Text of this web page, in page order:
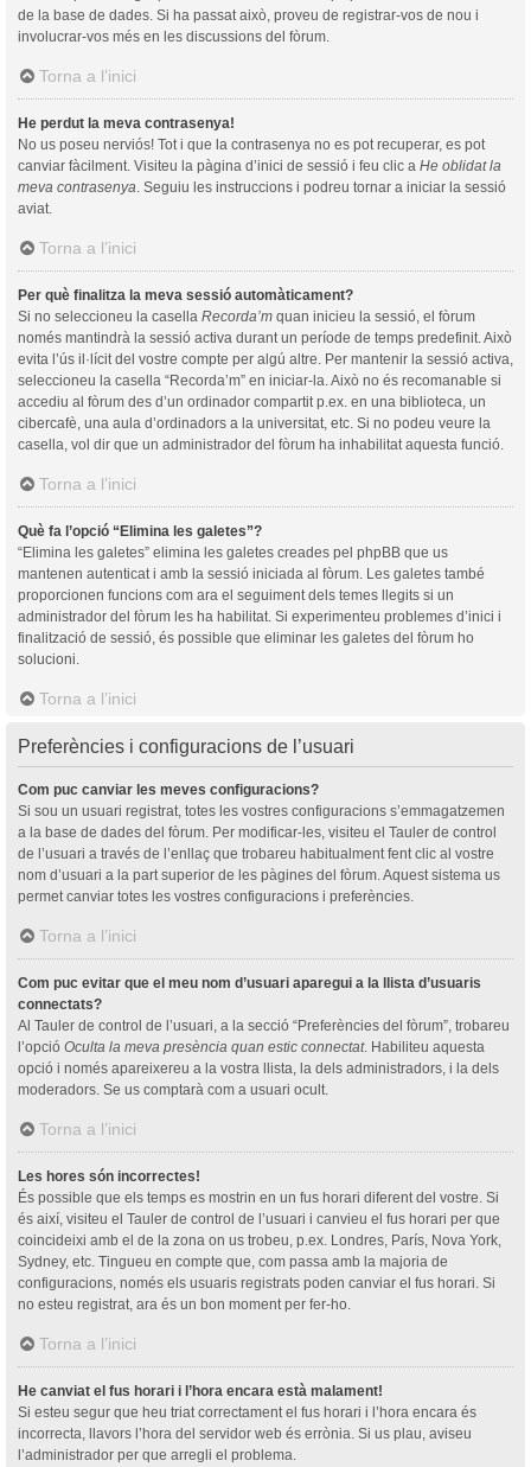
de la base de dades. Si ha passat això, proveu de registrar-vos de nou i
involucrar-vos més en les discussions del fòrum.
Torna a l’inici
He perdut la meva contrasenya!
No us poseu nerviós! Tot i que la contrasenya no es pot recuperar, es pot
canviar fàcilment. Visiteu la pàgina d’inici de sessió i feu clic a He oblidat la
meva contrasenya . Seguiu les instruccions i podreu tornar a iniciar la sessió
aviat.
Torna a l’inici
Per què finalitza la meva sessió automàticament?
Si no seleccioneu la casella Recorda’m quan inicieu la sessió, el fòrum
només mantindrà la sessió activa durant un període de temps predefinit. Això
evita l’ús il·lícit del vostre compte per algú altre. Per mantenir la sessió activa,
seleccioneu la casella “Recorda’m” en iniciar-la. Això no és recomanable si
accediu al fòrum des d’un ordinador compartit p.ex. en una biblioteca, un
cibercafè, una aula d’ordinadors a la universitat, etc. Si no podeu veure la
casella, vol dir que un administrador del fòrum ha inhabilitat aquesta funció.
Torna a l’inici
Què fa l’opció “Elimina les galetes”?
“Elimina les galetes” elimina les galetes creades pel phpBB que us
mantenen autenticat i amb la sessió iniciada al fòrum. Les galetes també
proporcionen funcions com ara el seguiment dels temes llegits si un
administrador del fòrum les ha habilitat. Si experimenteu problemes d’inici i
finalització de sessió, és possible que eliminar les galetes del fòrum ho
solucioni.
Torna a l’inici
Preferències i configuracions de l’usuari
Com puc canviar les meves configuracions?
Si sou un usuari registrat, totes les vostres configuracions s’emmagatzemen
a la base de dades del fòrum. Per modificar-les, visiteu el Tauler de control
de l’usuari a través de l’enllaç que trobareu habitualment fent clic al vostre
nom d’usuari a la part superior de les pàgines del fòrum. Aquest sistema us
permet canviar totes les vostres configuracions i preferències.
Torna a l’inici
Com puc evitar que el meu nom d’usuari aparegui a la llista d’usuaris
connectats?
Al Tauler de control de l’usuari, a la secció “Preferències del fòrum”, trobareu
l’opció Oculta la meva presència quan estic connectat. Habiliteu aquesta
opció i només apareixereu a la vostra llista, la dels administradors, i la dels
moderadors. Se us comptarà com a usuari ocult.
Torna a l’inici
Les hores són incorrectes!
És possible que els temps es mostrin en un fus horari diferent del vostre. Si
és així, visiteu el Tauler de control de l’usuari i canvieu el fus horari per que
coincideixi amb el de la zona on us trobeu, p.ex. Londres, París, Nova York,
Sydney, etc. Tingueu en compte que, com passa amb la majoria de
configuracions, només els usuaris registrats poden canviar el fus horari. Si
no esteu registrat, ara és un bon moment per fer-ho.
Torna a l’inici
He canviat el fus horari i l’hora encara està malament!
Si esteu segur que heu triat correctament el fus horari i l’hora encara és
incorrecta, llavors l’hora del servidor web és errònia. Si us plau, aviseu
l’administrador per que arregli el problema.